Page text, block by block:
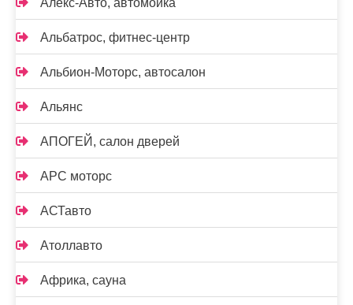
Алекс-Авто, автомойка
Альбатрос, фитнес-центр
Альбион-Моторс, автосалон
Альянс
АПОГЕЙ, салон дверей
АРС моторс
АСТавто
Атоллавто
Африка, сауна